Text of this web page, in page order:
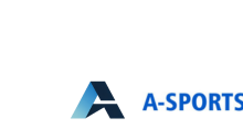
: Undefined array key